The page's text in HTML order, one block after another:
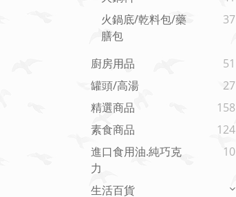
火鍋底/乾料包/藥
膳包
37
廚房用品
51
罐頭/高湯
27
精選商品
158
素食商品
124
進口食用油.純巧克
力
10
生活百貨